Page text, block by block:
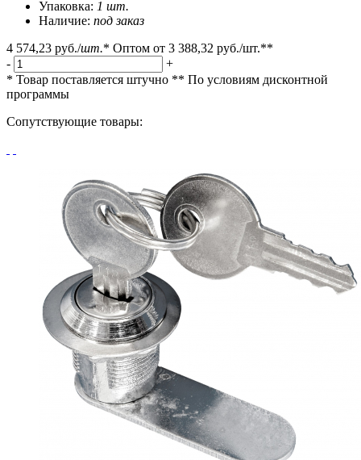
Упаковка: 1 шт.
Наличие: под заказ
4 574,23 руб./шт.* Оптом от 3 388,32 руб./шт.**
-
+
* Товар поставляется штучно ** По условиям дисконтной
программы
Сопутствующие товары: